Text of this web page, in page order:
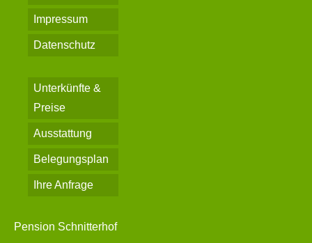
Impressum
Datenschutz
Unterkünfte &
Preise
Ausstattung
Belegungsplan
Ihre Anfrage
Pension Schnitterhof